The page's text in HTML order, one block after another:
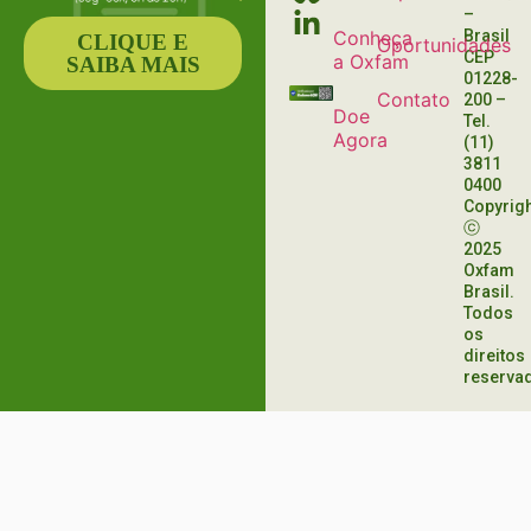
Conheça
a Oxfam
Doe
Agora
Oportunidades
Contato
–
Brasil
CEP
01228-
200 –
Tel.
(11)
3811
0400
ⓒ
2025
Oxfam
Brasil.
Todos
os
direitos
CLIQUE E
SAIBA MAIS